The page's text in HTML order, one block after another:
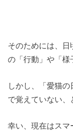
そのためには、
の「行動」や「様
しかし、「愛猫
で覚えていない、
幸い、現在はスマ